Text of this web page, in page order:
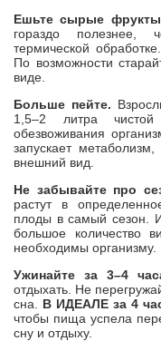
Ешьте сырые
гораздо полезнее,
термической
По возможности
виде.
Больше пейте.
1,5–2 литра
обезвоживания
запускает
внешний вид.
Не забывайте про
растут в
плоды в самый сезон.
большое количество
необходимы организму.
Ужинайте за 3–4
отдыхать. Не
сна.
В ИДЕАЛЕ за 4
чтобы пища успела
сну и отдыху.